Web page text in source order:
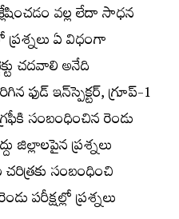
వల్ల లేదా సాధన
ప్రశ్నలు ఏ విధంగా
చదవాలి అనేది
ఫుడ్‌ ఇన్‌స్పెక్టర్‌, గ్రూప్‌-1
సంబంధించిన రెండు
జిల్లాలపైన ప్రశ్నలు
సంబంధించి
పరీక్షల్లో ప్రశ్నలు